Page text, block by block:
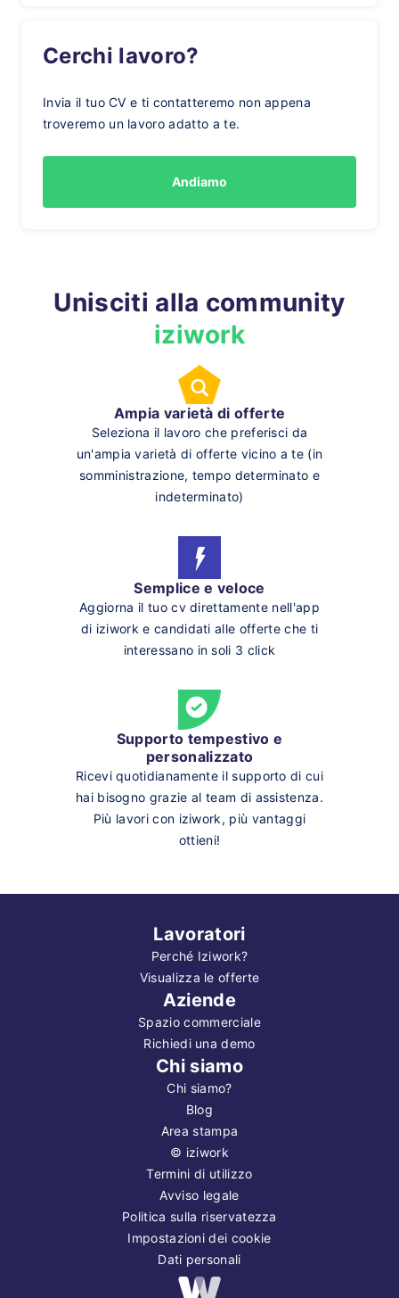
Cerchi lavoro?
Invia il tuo CV e ti contatteremo non appena
troveremo un lavoro adatto a te.
Andiamo
Unisciti alla community
iziwork
Ampia varietà di offerte
Seleziona il lavoro che preferisci da
un'ampia varietà di offerte vicino a te (in
somministrazione, tempo determinato e
indeterminato)
Semplice e veloce
Aggiorna il tuo cv direttamente nell'app
di iziwork e candidati alle offerte che ti
interessano in soli 3 click
Supporto tempestivo e
personalizzato
Ricevi quotidianamente il supporto di cui
hai bisogno grazie al team di assistenza.
Più lavori con iziwork, più vantaggi
ottieni!
Lavoratori
Perché Iziwork?
Visualizza le offerte
Aziende
Spazio commerciale
Richiedi una demo
Chi siamo
Chi siamo?
Blog
Area stampa
© iziwork
Termini di utilizzo
Avviso legale
Politica sulla riservatezza
Impostazioni dei cookie
Dati personali